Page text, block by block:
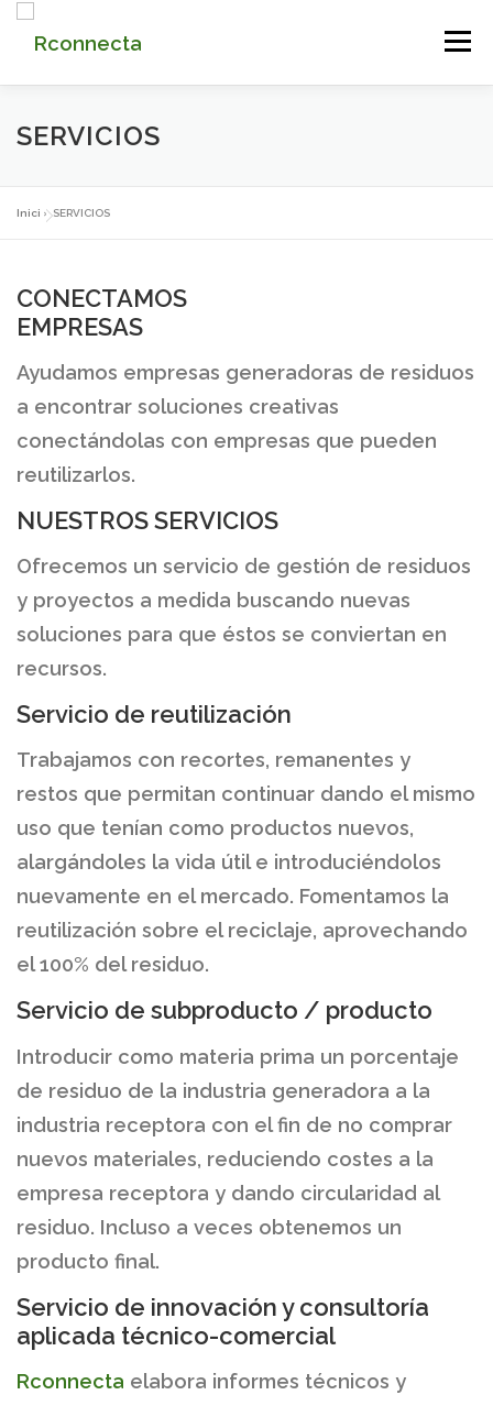
Saltar
contenido
Menú
INICIO QUIENES SOMOS
CONTACTO
SERVICIOS
Inici »SERVICIOS
CONECTAMOS
EMPRESAS
Ayudamos empresas generadoras de residuos
a encontrar soluciones creativas
conectándolas con empresas que pueden
reutilizarlos.
NUESTROS SERVICIOS
Ofrecemos un servicio de gestión de residuos
y proyectos a medida buscando nuevas
soluciones para que éstos se conviertan en
recursos.
Servicio de reutilización
Trabajamos con recortes, remanentes y
restos que permitan continuar dando el mismo
uso que tenían como productos nuevos,
alargándoles la vida útil e introduciéndolos
nuevamente en el mercado. Fomentamos la
reutilización sobre el reciclaje, aprovechando
el 100% del residuo.
Servicio de subproducto / producto
Introducir como materia prima un porcentaje
de residuo de la industria generadora a la
industria receptora con el fin de no comprar
nuevos materiales, reduciendo costes a la
empresa receptora y dando circularidad al
residuo. Incluso a veces obtenemos un
producto final.
Servicio de innovación y consultoría
aplicada técnico-comercial
Rconnecta elabora informes técnicos y